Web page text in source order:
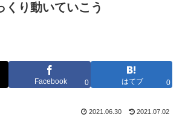
くり動いていこう
Facebook 0 はてブ 0
2021.06.30 2021.07.02